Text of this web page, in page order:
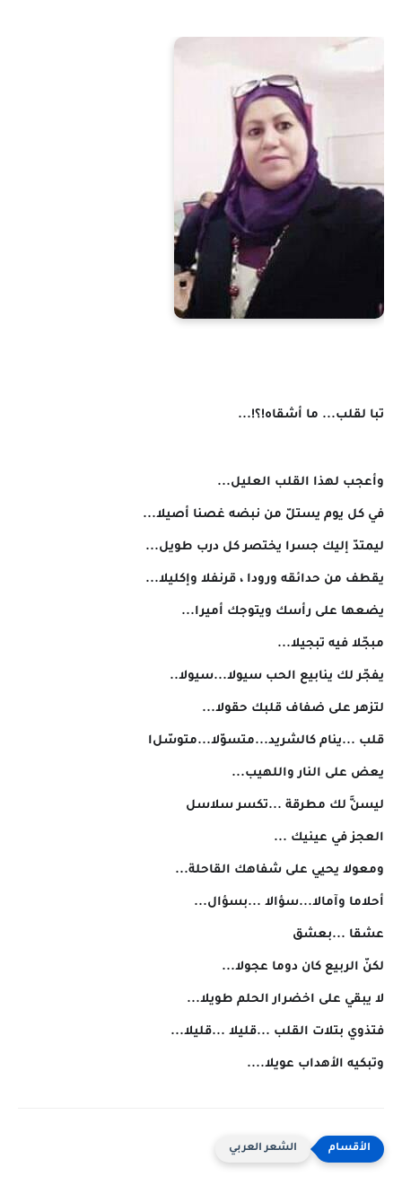
تبا لقلب... ما أشقاه!؟!...
وأعجب لهذا القلب العليل...
في كل يوم يستلّ من نبضه غصنا أصيلا...
ليمتدّ إليك جسرا يختصر كل درب طويل...
يقطف من حدائقه ورودا ، قرنفلا وإكليلا...
يضعها على رأسك ويتوجك أميرا...
مبجّلا فيه تبجيلا...
يفجّر لك ينابيع الحب سيولا...سيولا..
لتزهر على ضفاف قلبك حقولا...
قلب ...ينام كالشريد...متسوّلا...متوسّلا
يعض على النار واللهيب...
ليسنَّ لك مطرقة ...تكسر سلاسل
العجز في عينيك ...
ومعولا يحيي على شفاهك القاحلة...
أحلاما وآمالا...سؤالا ...بسؤال...
عشقا ...بعشق
لكنّ الربيع كان دوما عجولا...
لا يبقي على اخضرار الحلم طويلا...
فتذوي بتلات القلب ...قليلا ...قليلا...
وتبكيه الأهداب عويلا....
الشعر العربي